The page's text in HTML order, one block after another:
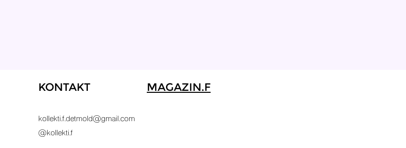
KONTAKT MAGAZIN.F
kollekti.f.detmold@gmail.com
@kollekti.f